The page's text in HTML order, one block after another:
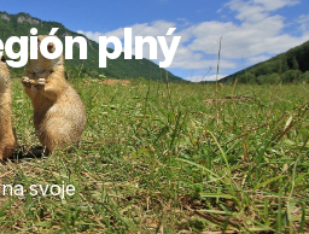
plný
svoje